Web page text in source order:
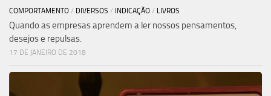
COMPORTAMENTO / DIVERSOS / INDICAÇÃO / LIVROS
Quando as empresas aprendem a ler nossos pensamentos,
desejos e repulsas.
17 DE JANEIRO DE 2018